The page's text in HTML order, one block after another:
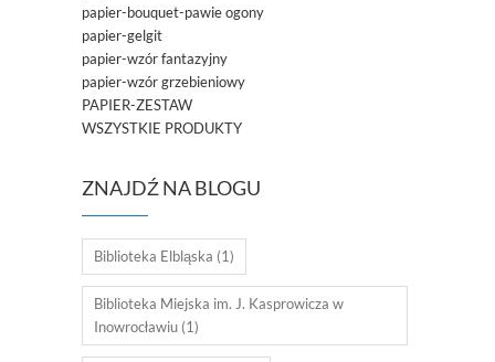
papier-bouquet-pawie ogony
papier-gelgit
papier-wzór fantazyjny
papier-wzór grzebieniowy
PAPIER-ZESTAW
WSZYSTKIE PRODUKTY
ZNAJDŹ NA BLOGU
Biblioteka Elbląska (1)
Biblioteka Miejska im. J. Kasprowicza w
Inowrocławiu (1)